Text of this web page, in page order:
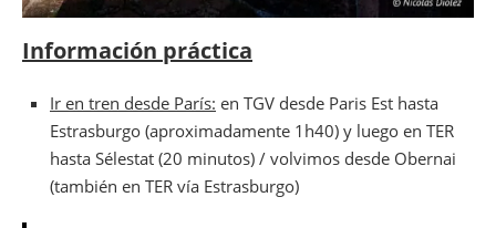
Información práctica
Ir en tren desde París: en TGV desde Paris Est hasta
Estrasburgo (aproximadamente 1h40) y luego en TER
hasta Sélestat (20 minutos) / volvimos desde Obernai
(también en TER vía Estrasburgo)